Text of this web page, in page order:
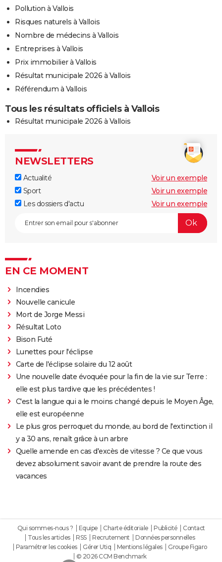
Pollution à Vallois
Risques naturels à Vallois
Nombre de médecins à Vallois
Entreprises à Vallois
Prix immobilier à Vallois
Résultat municipale 2026 à Vallois
Référendum à Vallois
Tous les résultats officiels à Vallois
Résultat municipale 2026 à Vallois
NEWSLETTERS
Actualité
Voir un exemple
Sport
Voir un exemple
Les dossiers d'actu
Voir un exemple
EN CE MOMENT
Incendies
Nouvelle canicule
Mort de Jorge Messi
Résultat Loto
Bison Futé
Lunettes pour l'éclipse
Carte de l'éclipse solaire du 12 août
Une nouvelle date évoquée pour la fin de la vie sur Terre :
elle est plus tardive que les précédentes !
C'est la langue qui a le moins changé depuis le Moyen Âge,
elle est européenne
Le plus gros perroquet du monde, au bord de l'extinction il
y a 30 ans, renaît grâce à un arbre
Quelle amende en cas d'excès de vitesse ? Ce que vous
devez absolument savoir avant de prendre la route des
vacances
Qui sommes-nous ? Equipe Charte éditoriale Publicité
Contact
Tous les articles
RSS Recrutement
Données personnelles
Paramétrer les cookies
Gérer Utiq Mentions légales
Groupe Figaro
© 2026 CCM Benchmark